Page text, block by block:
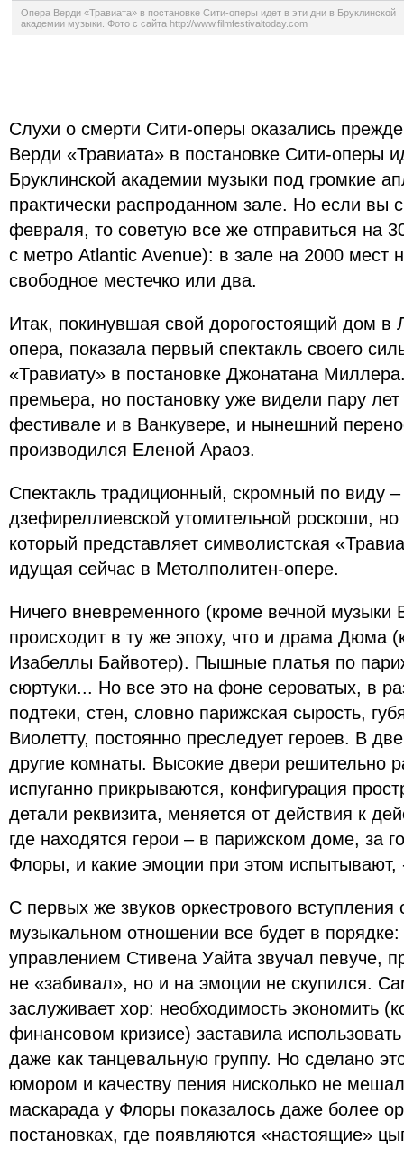
Опера Верди «Травиата» в постановке Сити-оперы идет в эти дни в Бруклинской
академии музыки. Фото с сайта http://www.filmfestivaltoday.com
Слухи о смерти Сити-оперы оказались
Верди «Травиата» в постановке Сити-оперы
Бруклинской академии музыки под громкие
практически распроданном зале. Но если вы
февраля, то советую все же отправиться на
с метро Atlantic Avenue): в зале на 2000 мест
свободное местечко или два.
Итак, покинувшая свой дорогостоящий дом в
опера, показала первый спектакль своего
«Травиату» в постановке Джонатана
премьера, но постановку уже видели пару
фестивале и в Ванкувере, и нынешний
производился Еленой Араоз.
Спектакль традиционный, скромный по виду –
дзефиреллиевской утомительной роскоши,
который представляет символистская
идущая сейчас в Метолполитен-опере.
Ничего вневременного (кроме вечной музыки
происходит в ту же эпоху, что и драма Дюма
Изабеллы Байвотер). Пышные платья по
сюртуки... Но все это на фоне сероватых, в
подтеки, стен, словно парижская сырость,
Виолетту, постоянно преследует героев. В
другие комнаты. Высокие двери решительно
испуганно прикрываются, конфигурация
детали реквизита, меняется от действия к
где находятся герои – в парижском доме, за
Флоры, и какие эмоции при этом
С первых же звуков оркестрового вступления
музыкальном отношении все будет в порядке:
управлением Стивена Уайта звучал певуче,
не «забивал», но и на эмоции не скупился.
заслуживает хор: необходимость экономить
финансовом кризисе) заставила
даже как танцевальную группу. Но сделано
юмором и качеству пения нисколько не
маскарада у Флоры показалось даже более
постановках, где появляются «настоящие»